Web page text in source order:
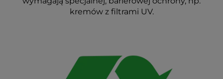
kremów z filtrami UV.